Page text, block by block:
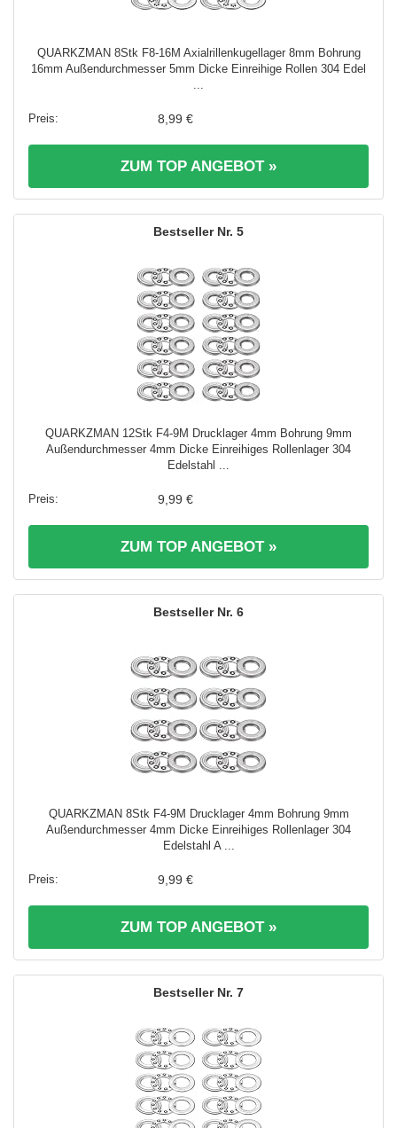
QUARKZMAN 8Stk F8-16M Axialrillenkugellager 8mm Bohrung
16mm Außendurchmesser 5mm Dicke Einreihige Rollen 304 Edel
...
8,99 €
ZUM TOP ANGEBOT »
5
QUARKZMAN 12Stk F4-9M Drucklager 4mm Bohrung 9mm
Außendurchmesser 4mm Dicke Einreihiges Rollenlager 304
Edelstahl ...
9,99 €
ZUM TOP ANGEBOT »
6
QUARKZMAN 8Stk F4-9M Drucklager 4mm Bohrung 9mm
Außendurchmesser 4mm Dicke Einreihiges Rollenlager 304
Edelstahl A ...
9,99 €
ZUM TOP ANGEBOT »
7